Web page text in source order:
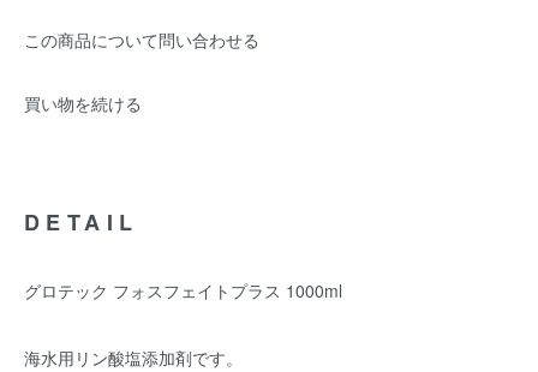
この商品について問い合わせる
買い物を続ける
DETAIL
グロテック フォスフェイトプラス 1000ml
海水用リン酸塩添加剤です。